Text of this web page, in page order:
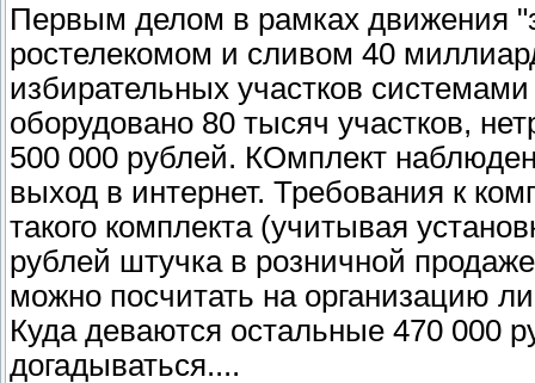
Первым делом в рамках движения
ростелекомом и сливом 40
избирательных участков
оборудовано 80 тысяч участков,
500 000 рублей. КОмплект
выход в интернет. Требования к
такого комплекта (учитывая
рублей штучка в розничной
можно посчитать на организацию
Куда деваются остальные 470 000
догадываться....